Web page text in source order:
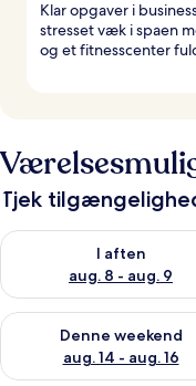
Klar opgaver i
stresset væk i spaen
og et fitnesscenter
Tjek
I aften
aug. 8 - aug. 9
Tjek tilgængelighed for i
Denne weekend
aug. 14 - aug. 16
Tjek tilgængelighed for